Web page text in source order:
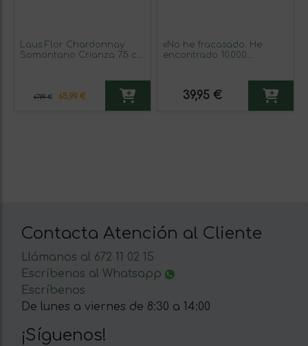
Laus Flor Chardonnay
Somontano Crianza 75 cl
67,99 € 65,99 €
«No he fracasado. He
encontrado 10.000
Premium Reserva MBE.
39,95 €
Contacta Atención al Cliente
Llámanos al 672 11 02 15
Escríbenos al Whatsapp
Escríbenos
De lunes a viernes de 8:30 a 14:00
¡Síguenos!